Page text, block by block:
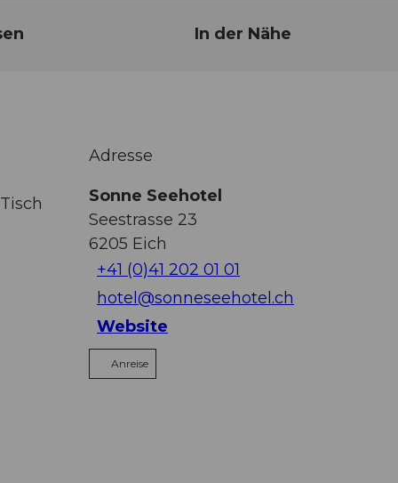
In der Nähe
Adresse
Sonne Seehotel
Seestrasse 23
6205 Eich
+41 (0)41 202 01 01
hotel@sonneseehotel.ch
Website
Anreise